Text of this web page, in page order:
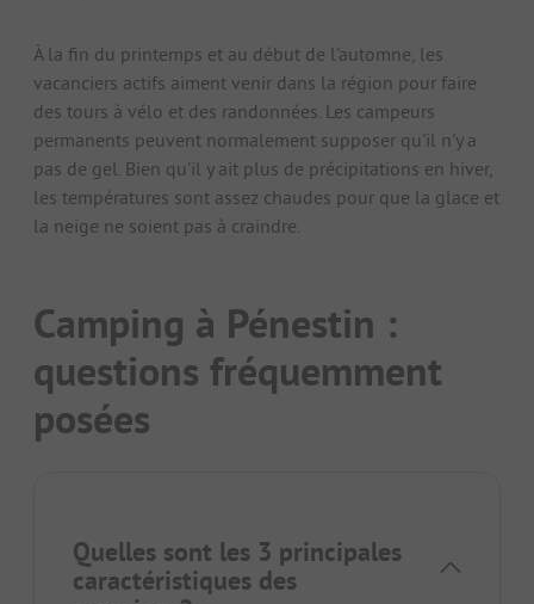
À la fin du printemps et au début de l'automne, les
vacanciers actifs aiment venir dans la région pour faire
des tours à vélo et des randonnées. Les campeurs
permanents peuvent normalement supposer qu'il n'y a
pas de gel. Bien qu'il y ait plus de précipitations en hiver,
les températures sont assez chaudes pour que la glace et
la neige ne soient pas à craindre.
Camping à Pénestin :
questions fréquemment
posées
Quelles sont les 3 principales
caractéristiques des